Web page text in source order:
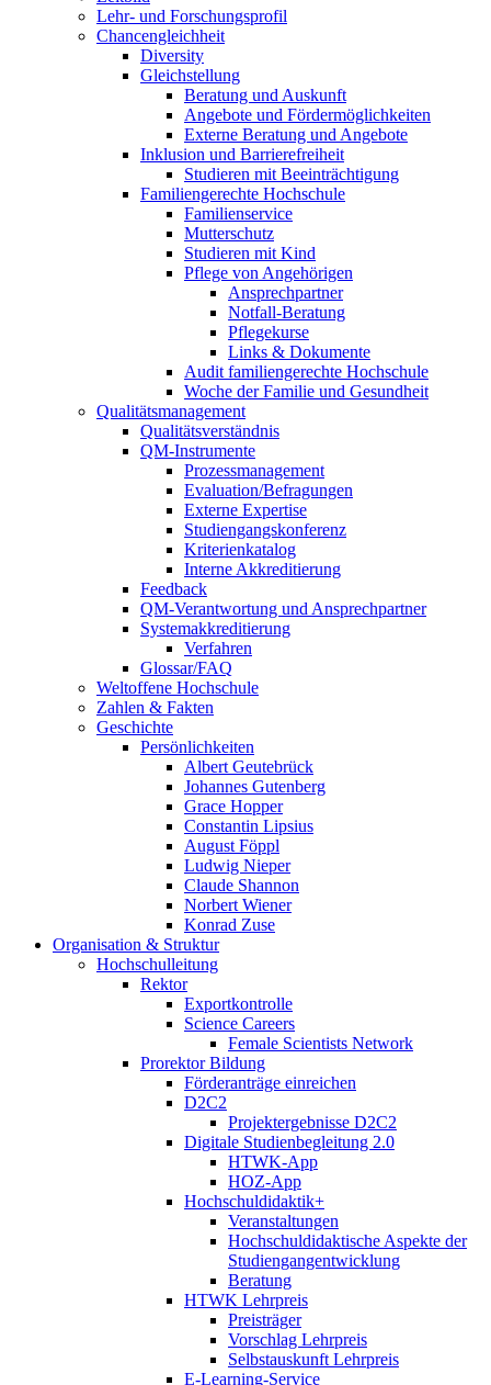
Lehr- und Forschungsprofil
Chancengleichheit
Diversity
Gleichstellung
Beratung und Auskunft
Angebote und Fördermöglichkeiten
Externe Beratung und Angebote
Inklusion und Barrierefreiheit
Studieren mit Beeinträchtigung
Familiengerechte Hochschule
Familienservice
Mutterschutz
Studieren mit Kind
Pflege von Angehörigen
Ansprechpartner
Notfall-Beratung
Pflegekurse
Links & Dokumente
Audit familiengerechte Hochschule
Woche der Familie und Gesundheit
Qualitätsmanagement
Qualitätsverständnis
QM-Instrumente
Prozessmanagement
Evaluation/Befragungen
Externe Expertise
Studiengangskonferenz
Kriterienkatalog
Interne Akkreditierung
Feedback
QM-Verantwortung und Ansprechpartner
Systemakkreditierung
Verfahren
Glossar/FAQ
Weltoffene Hochschule
Zahlen & Fakten
Geschichte
Persönlichkeiten
Albert Geutebrück
Johannes Gutenberg
Grace Hopper
Constantin Lipsius
August Föppl
Ludwig Nieper
Claude Shannon
Norbert Wiener
Konrad Zuse
Organisation & Struktur
Hochschulleitung
Rektor
Exportkontrolle
Science Careers
Female Scientists Network
Prorektor Bildung
Förderanträge einreichen
D2C2
Projektergebnisse D2C2
Digitale Studienbegleitung 2.0
HTWK-App
HOZ-App
Hochschuldidaktik+
Veranstaltungen
Hochschuldidaktische Aspekte der
Studiengangentwicklung
Beratung
HTWK Lehrpreis
Preisträger
Vorschlag Lehrpreis
Selbstauskunft Lehrpreis
E-Learning-Service